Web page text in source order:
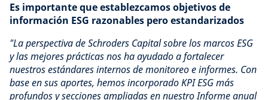
Es importante que establezcamos objetivos de
información ESG razonables pero estandarizados
"La perspectiva de Schroders Capital sobre los marcos ESG
y las mejores prácticas nos ha ayudado a fortalecer
nuestros estándares internos de monitoreo e informes. Con
base en sus aportes, hemos incorporado KPI ESG más
profundos y secciones ampliadas en nuestro Informe anual